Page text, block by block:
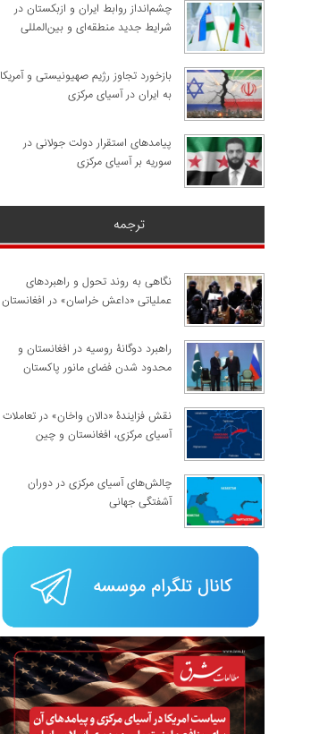
چشم‌انداز روابط ایران و ازبکستان در
شرایط جدید منطقه‌ای و بین‌المللی
​بازخورد تجاوز رژیم صهیونیستی و آمریکا
به ایران در آسیای مرکزی
پیامدهای استقرار دولت جولانی در
سوریه بر آسیای مرکزی
ترجمه
نگاهی به روند تحول و راهبردهای
عملیاتی «داعش خراسان» در افغانستان
راهبرد دوگانۀ روسیه در افغانستان و
محدود شدن فضای مانور پاکستان
نقش فزایندۀ «دالان واخان» در تعاملات
آسیای مرکزی، افغانستان و چین
چالش‌های آسیای مرکزی در دوران
آشفتگی جهانی